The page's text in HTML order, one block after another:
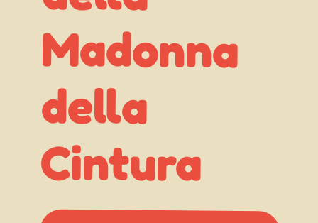
della
Cintura